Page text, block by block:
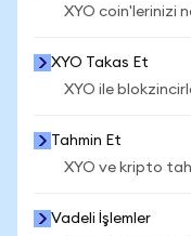
XYO coin'lerinizi
XYO Takas Et
XYO ile
Tahmin Et
XYO ve kripto
Vadeli İşlemler